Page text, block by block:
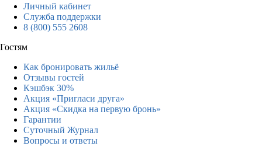
Личный кабинет
Служба поддержки
8 (800) 555 2608
Гостям
Как бронировать жильё
Отзывы гостей
Кэшбэк 30%
Акция «Пригласи друга»
Акция «Скидка на первую бронь»
Гарантии
Суточный Журнал
Вопросы и ответы